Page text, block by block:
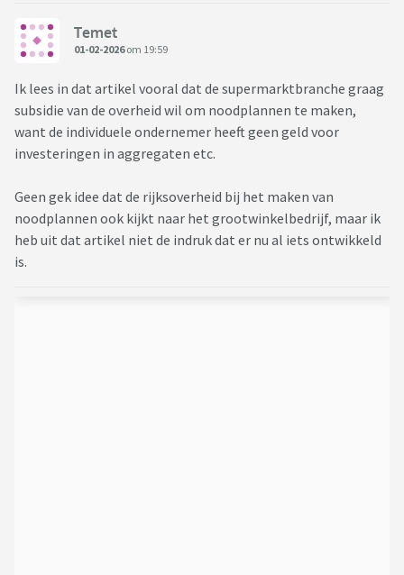
Temet
01-02-2026om 19:59
Ik lees in dat artikel vooral dat de supermarktbranche graag
subsidie van de overheid wil om noodplannen te maken,
want de individuele ondernemer heeft geen geld voor
investeringen in aggregaten etc.
Geen gek idee dat de rijksoverheid bij het maken van
noodplannen ook kijkt naar het grootwinkelbedrijf, maar ik
heb uit dat artikel niet de indruk dat er nu al iets ontwikkeld
is.